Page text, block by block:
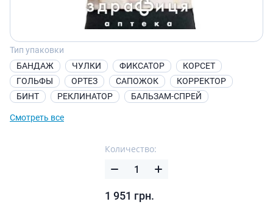
Тип упаковки
БАНДАЖ
ЧУЛКИ ФИКСАТОР
КОРСЕТ
ГОЛЬФЫ
ОРТЕЗ САПОЖОК
КОРРЕКТОР
БИНТ
РЕКЛИНАТОР БАЛЬЗАМ-СПРЕЙ
Смотреть все
Количество:
1 951 грн.